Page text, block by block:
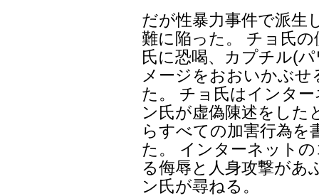
だが性暴力事件で派生
難に陥った。 チョ氏
氏に恐喝、カプチル(
メージをおおいかぶ
た。 チョ氏はインタ
ン氏が虚偽陳述をした
らすべての加害行為を
た。 インターネット
る侮辱と人身攻撃があ
ン氏が尋ねる。